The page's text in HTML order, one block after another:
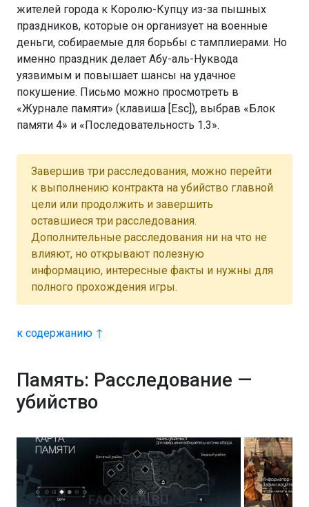
жителей города к Королю-Купцу из-за пышных
праздников, которые он организует на военные
деньги, собираемые для борьбы с тамплиерами. Но
именно праздник делает Абу-аль-Нуквода
уязвимым и повышает шансы на удачное
покушение. Письмо можно просмотреть в
«Журнале памяти» (клавиша [Esc]), выбрав «Блок
памяти 4» и «Последовательность 1.3».
Завершив три расследования, можно перейти
к выполнению контракта на убийство главной
цели или продолжить и завершить
оставшиеся три расследования.
Дополнительные расследования ни на что не
влияют, но открывают полезную
информацию, интересные факты и нужны для
полного прохождения игры.
к содержанию ↑
Память: Расследование —
убийство